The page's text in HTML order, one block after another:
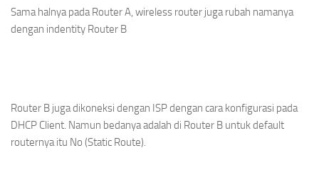
Sama halnya pada Router A, wireless router juga rubah namanya
dengan indentity Router B
Router B juga dikoneksi dengan ISP dengan cara konfigurasi pada
DHCP Client. Namun bedanya adalah di Router B untuk default
routernya itu No (Static Route).